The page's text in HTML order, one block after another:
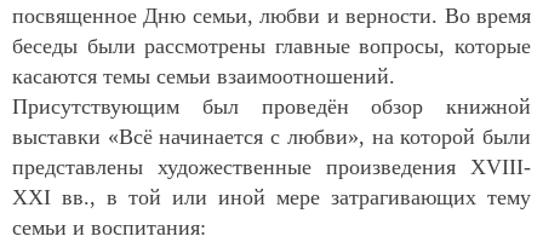
посвященное Дню семьи, любви и верности. Во время
беседы были рассмотрены главные вопросы, которые
касаются темы семьи взаимоотношений.
Присутствующим был проведён обзор книжной
выставки «Всё начинается с любви», на которой были
представлены художественные произведения XVIII-
XXI вв., в той или иной мере затрагивающих тему
семьи и воспитания: